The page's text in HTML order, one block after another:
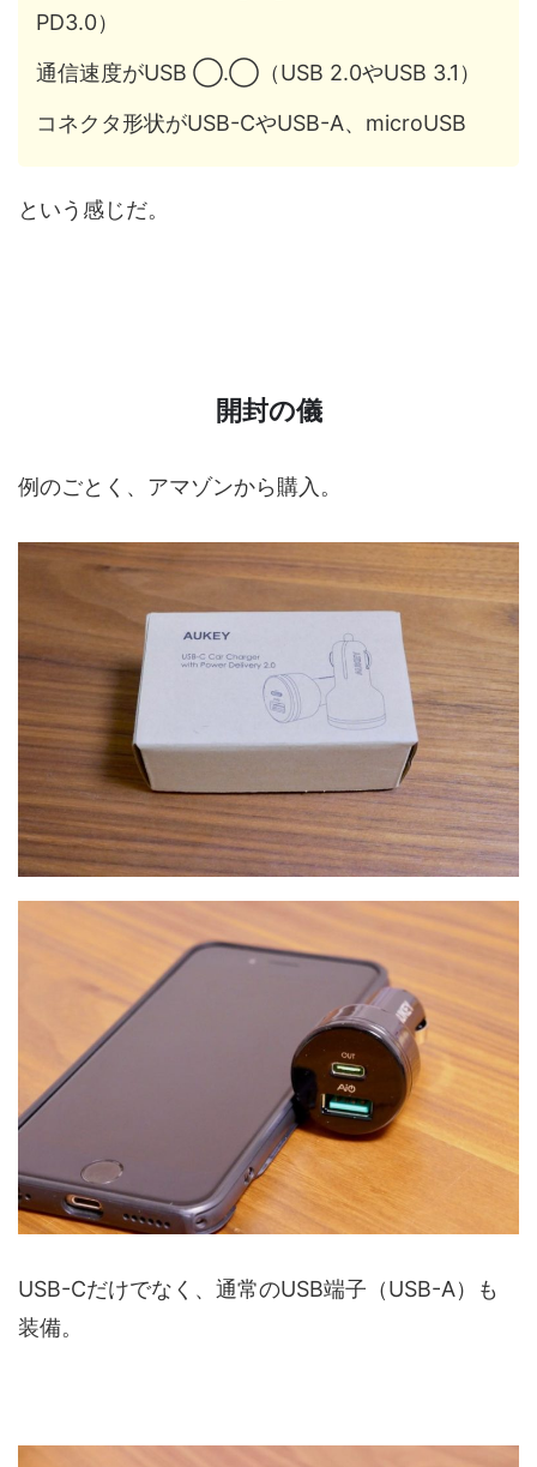
PD3.0）
通信速度がUSB ◯.◯（USB 2.0やUSB 3.1）
コネクタ形状がUSB-CやUSB-A、microUSB
という感じだ。
開封の儀
例のごとく、アマゾンから購入。
USB-Cだけでなく、通常のUSB端子（USB-A）も
装備。